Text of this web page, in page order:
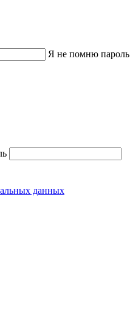
Я не помню пароль
данных